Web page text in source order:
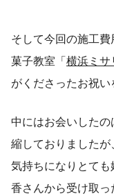
そして今回の施工
菓子教室「横浜ミサ
がくださったお祝い
中にはお会いした
縮しておりました
気持ちになりとて
香さんから受け取